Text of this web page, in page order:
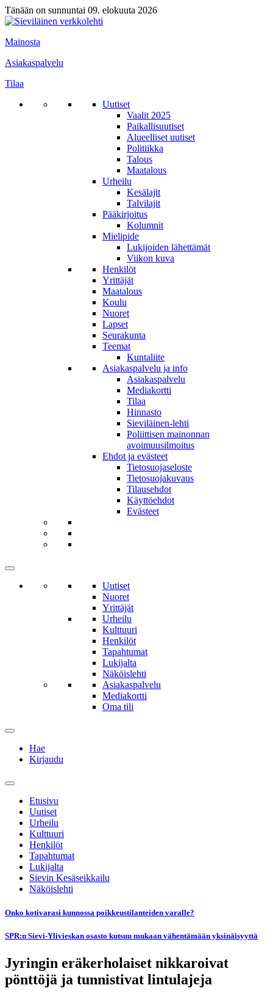
Tänään on sunnuntai 09. elokuuta 2026
Mainosta
Asiakaspalvelu
Tilaa
Uutiset
Vaalit 2025
Paikallisuutiset
Alueelliset uutiset
Politiikka
Talous
Maatalous
Urheilu
Kesälajit
Talvilajit
Pääkirjoitus
Kolumnit
Mielipide
Lukijoiden lähettämät
Viikon kuva
Henkilöt
Yrittäjät
Maatalous
Koulu
Nuoret
Lapset
Seurakunta
Teemat
Kuntaliite
Asiakaspalvelu ja info
Asiakaspalvelu
Mediakortti
Tilaa
Hinnasto
Sieviläinen-lehti
Poliittisen mainonnan
avoimuusilmoitus
Ehdot ja evästeet
Tietosuojaseloste
Tietosuojakuvaus
Tilausehdot
Käyttöehdot
Evästeet
Uutiset
Nuoret
Yrittäjät
Urheilu
Kulttuuri
Henkilöt
Tapahtumat
Lukijalta
Näköislehti
Asiakaspalvelu
Mediakortti
Oma tili
Hae
Kirjaudu
Etusivu
Uutiset
Urheilu
Kulttuuri
Henkilöt
Tapahtumat
Lukijalta
Sievin Kesäseikkailu
Näköislehti
Onko kotivarasi kunnossa poikkeustilanteiden varalle?
SPR:n Sievi-Ylivieskan osasto kutsuu mukaan vähentämään yksinäisyyttä
Jyringin eräkerholaiset nikkaroivat
pönttöjä ja tunnistivat lintulajeja